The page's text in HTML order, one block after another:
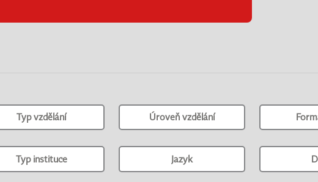
Typ vzdělání Úroveň vzdělání
Typ instituce Jazyk